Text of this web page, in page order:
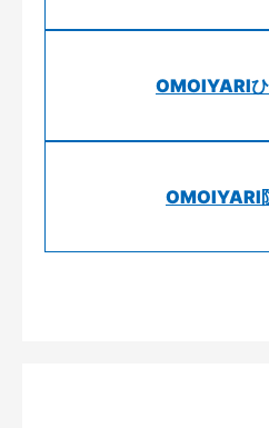
OMOIYARI
OMOIYARI